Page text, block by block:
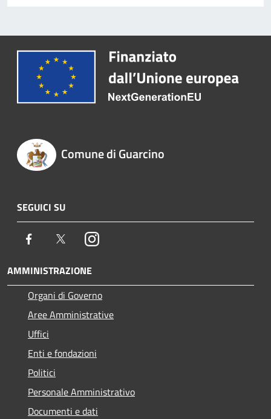
Comune di Guarcino
SEGUICI SU
Facebook TwitterInstagram
AMMINISTRAZIONE
Organi di Governo
Aree Amministrative
Uffici
Enti e fondazioni
Politici
Personale Amministrativo
Documenti e dati